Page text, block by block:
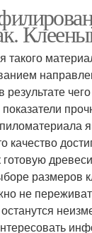
такого
качество
готовую
размеров
не